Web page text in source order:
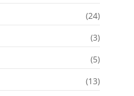
(24)
(3)
(5)
(13)